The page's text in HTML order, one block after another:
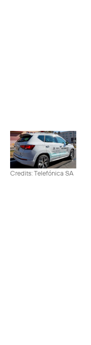
Credits: Telefónica SA